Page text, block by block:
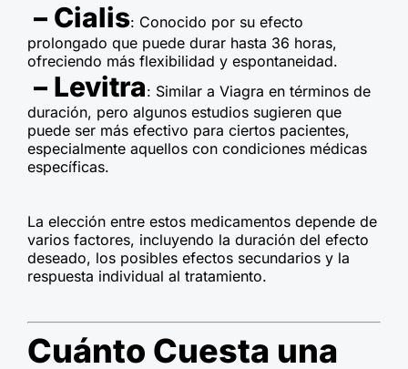
– Cialis: Conocido por su efecto
prolongado que puede durar hasta 36 horas,
ofreciendo más flexibilidad y espontaneidad.
– Levitra: Similar a Viagra en términos de
duración, pero algunos estudios sugieren que
puede ser más efectivo para ciertos pacientes,
especialmente aquellos con condiciones médicas
específicas.
La elección entre estos medicamentos depende de
varios factores, incluyendo la duración del efecto
deseado, los posibles efectos secundarios y la
respuesta individual al tratamiento.
Cuánto Cuesta una